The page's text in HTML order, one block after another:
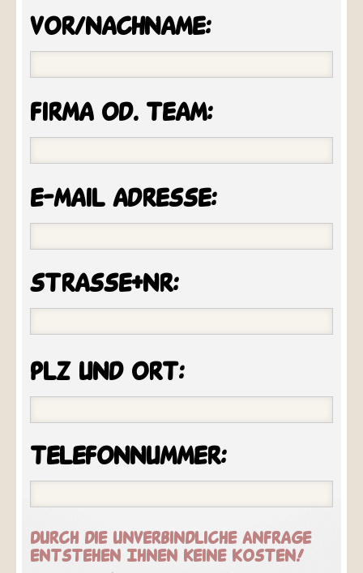
vor/nachname:
firma od. team:
e-mail adresse:
strasse+nr:
plz und ort:
telefonnummer:
Durch die unverbindliche Anfrage
entstehen Ihnen keine Kosten!